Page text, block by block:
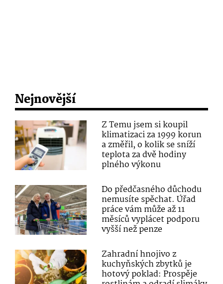
Nejnovější
Z Temu jsem si koupil
klimatizaci za 1999 korun
a změřil, o kolik se sníží
teplota za dvě hodiny
plného výkonu
Do předčasného důchodu
nemusíte spěchat. Úřad
práce vám může až 11
měsíců vyplácet podporu
vyšší než penze
Zahradní hnojivo z
kuchyňských zbytků je
hotový poklad: Prospěje